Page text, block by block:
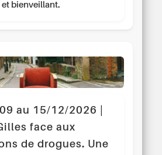
bienveillant.
au 15/12/2026 |
face aux
de drogues. Une